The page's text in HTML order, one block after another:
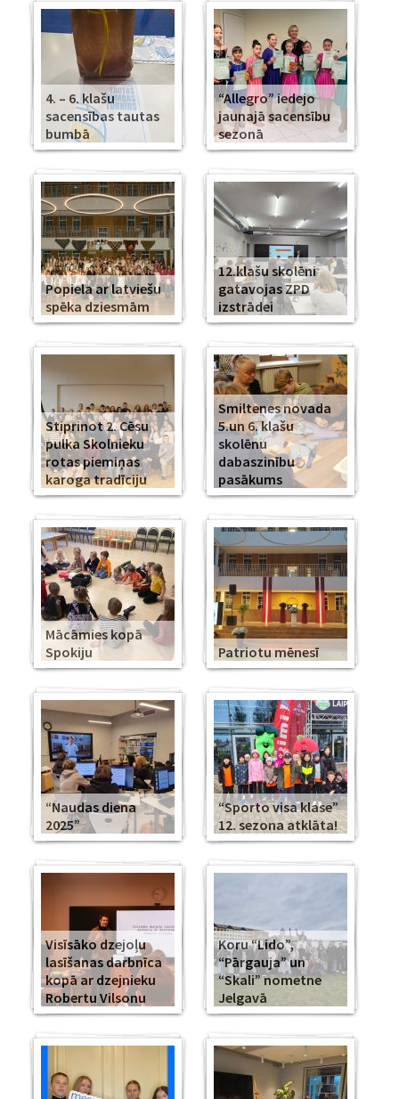
4. – 6. klašu
sacensības tautas
bumbā
“Allegro” iedejo
jaunajā sacensību
sezonā
Popiela ar latviešu
spēka dziesmām
12.klašu skolēni
gatavojas ZPD
izstrādei
Stiprinot 2. Cēsu
pulka Skolnieku
rotas piemiņas
karoga tradīciju
Smiltenes novada
5.un 6. klašu
skolēnu
dabaszinību
pasākums
Mācāmies kopā
Spokiju
Patriotu mēnesī
“Naudas diena
2025”
“Sporto visa klase”
12. sezona atklāta!
Visīsāko dzejoļu
lasīšanas darbnīca
kopā ar dzejnieku
Robertu Vilsonu
Koru “Lido”,
“Pārgauja” un
“Skali” nometne
Jelgavā